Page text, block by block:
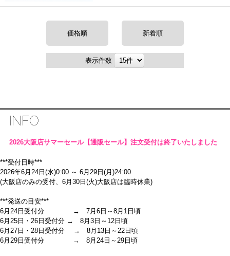
価格順 新着順
表示件数
INFO
2026大阪店サマーセール【通販セール】注文受付は終了いたしました
***受付日時***
2026年6月24日(水)0:00 ～ 6月29日(月)24:00
(大阪店のみの受付、6月30日(火)大阪店は臨時休業)
***発送の目安***
6月24日受付分 → 7月6日～8月1日頃
6月25日・26日受付分 → 8月3日～12日頃
6月27日・28日受付分 → 8月13日～22日頃
6月29日受付分 → 8月24日～29日頃